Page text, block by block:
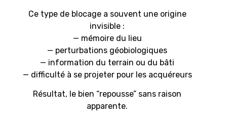
Ce type de blocage a souvent une origine
invisible :
— mémoire du lieu
— perturbations géobiologiques
— information du terrain ou du bâti
— difficulté à se projeter pour les acquéreurs
Résultat, le bien “repousse” sans raison
apparente.